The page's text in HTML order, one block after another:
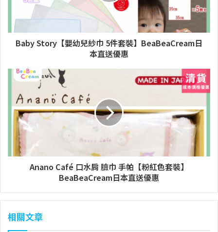
Baby Story【嬰幼兒紗巾 5件套裝】BeaBeaCream日
本直送優惠
Anano Café 口水肩 臉巾 手帕【粉紅色套裝】
BeaBeaCream日本直送優惠
相關文章